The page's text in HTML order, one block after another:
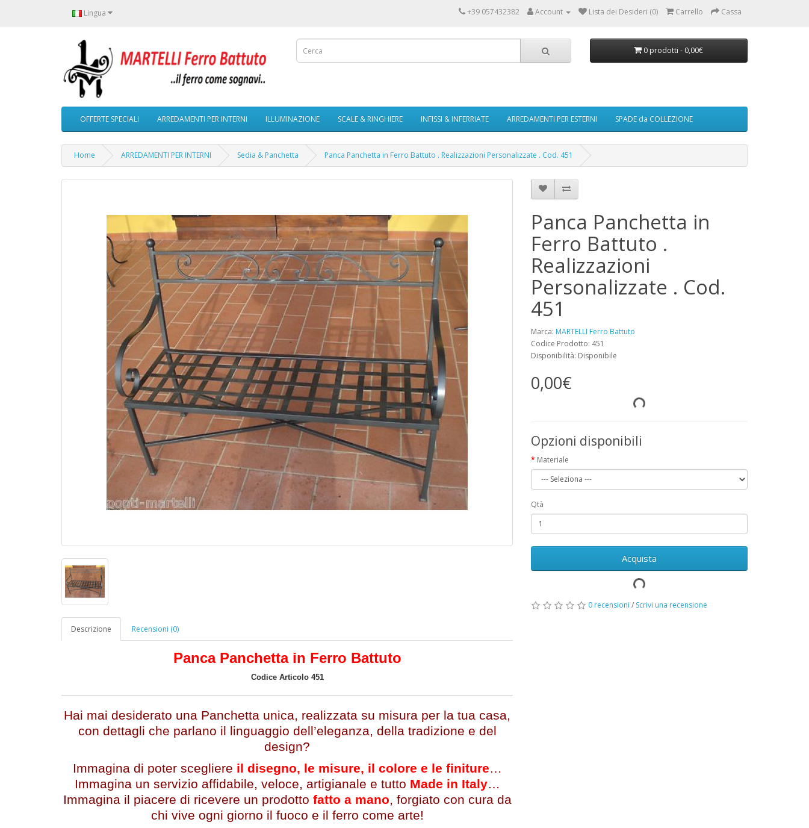
Lingua +39 057432382 Account Lista dei Desideri (0) Carrello Cassa
0 prodotti - 0,00€
OFFERTE SPECIALI ARREDAMENTI PER INTERNI ILLUMINAZIONE SCALE & RINGHIERE INFISSI & INFERRIATE ARREDAMENTI PER ESTERNI SPADE da COLLEZIONE
Home ARREDAMENTI PER INTERNI Sedia & Panchetta Panca Panchetta in Ferro Battuto . Realizzazioni Personalizzate . Cod. 451
Descrizione Recensioni (0)
Panca Panchetta in Ferro Battuto
Codice Articolo 451
Hai mai desiderato una Panchetta unica, realizzata su misura per la tua casa,
con dettagli che parlano il linguaggio dell’eleganza, della tradizione e del
design?
Immagina di poter scegliere il disegno, le misure, il colore e le finiture…
Immagina un servizio affidabile, veloce, artigianale e tutto Made in Italy…
Immagina il piacere di ricevere un prodotto fatto a mano, forgiato con cura da
chi vive ogni giorno il fuoco e il ferro come arte!
Panca Panchetta in
Ferro Battuto .
Realizzazioni
Personalizzate . Cod.
451
Marca: MARTELLI Ferro Battuto
Codice Prodotto: 451
Disponibilità: Disponibile
0,00€
Opzioni disponibili
Materiale
Qtà
Acquista
0 recensioni / Scrivi una recensione